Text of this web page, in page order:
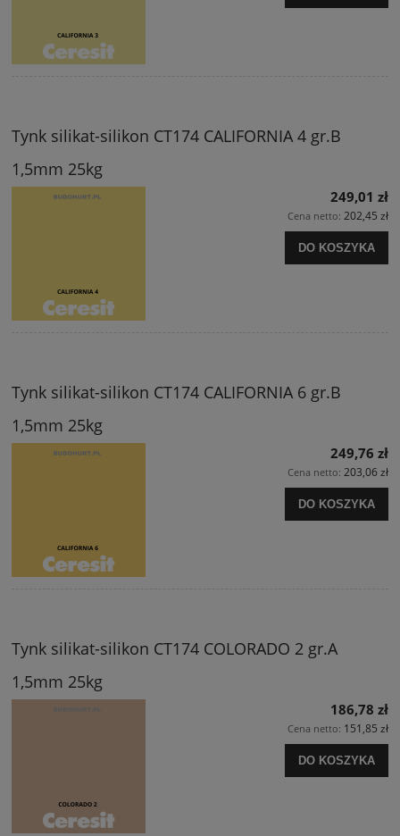
Tynk silikat-silikon CT174 CALIFORNIA 4 gr.B
1,5mm 25kg
249,01 zł
Cena netto: 202,45 zł
DO KOSZYKA
Tynk silikat-silikon CT174 CALIFORNIA 6 gr.B
1,5mm 25kg
249,76 zł
Cena netto: 203,06 zł
DO KOSZYKA
Tynk silikat-silikon CT174 COLORADO 2 gr.A
1,5mm 25kg
186,78 zł
Cena netto: 151,85 zł
DO KOSZYKA